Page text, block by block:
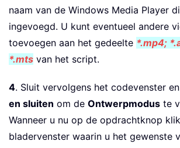
naam van de Windows Media Player
ingevoegd. U kunt eventueel andere
toevoegen aan het gedeelte *.mp4;
*.mts van het script.
4. Sluit vervolgens het codevenster
en sluiten om de Ontwerpmodus te
Wanneer u nu op de opdrachtknop
bladervenster waarin u het gewenste